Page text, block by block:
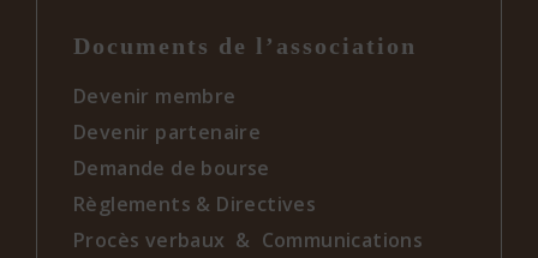
Documents de l’association
Devenir membre
Devenir partenaire
Demande de bourse
Règlements & Directives
Procès verbaux & Communications